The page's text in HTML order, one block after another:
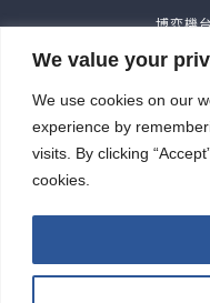
We value your
We use cookies on our
experience by
visits. By clicking
cookies.
博弈機
遊戲主
充電樁
觸控平
電腦